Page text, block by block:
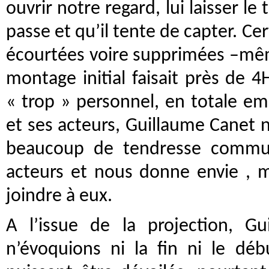
ouvrir notre regard, lui laisser le
passe et qu’il tente de capter.
écourtées voire supprimées
montage initial faisait près de
« trop » personnel, en totale
et ses acteurs, Guillaume
beaucoup de tendresse
acteurs et nous donne envie ,
joindre à eux.
A l’issue de la projection,
n’évoquions ni la fin ni le